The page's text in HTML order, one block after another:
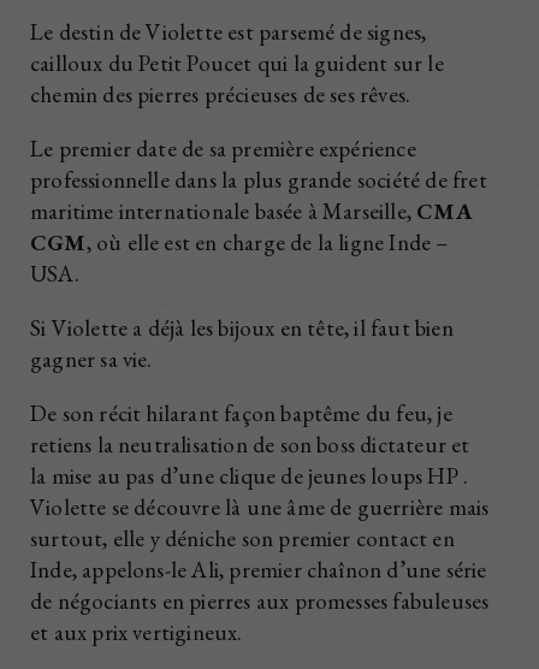
Le destin de Violette est parsemé de signes,
cailloux du Petit Poucet qui la guident sur le
chemin des pierres précieuses de ses rêves.
Le premier date de sa première expérience
professionnelle dans la plus grande société de fret
maritime internationale basée à Marseille, CMA
CGM, où elle est en charge de la ligne Inde –
USA.
Si Violette a déjà les bijoux en tête, il faut bien
gagner sa vie.
De son récit hilarant façon baptême du feu, je
retiens la neutralisation de son boss dictateur et
la mise au pas d’une clique de jeunes loups HP .
Violette se découvre là une âme de guerrière mais
surtout, elle y déniche son premier contact en
Inde, appelons-le Ali, premier chaînon d’une série
de négociants en pierres aux promesses fabuleuses
et aux prix vertigineux.